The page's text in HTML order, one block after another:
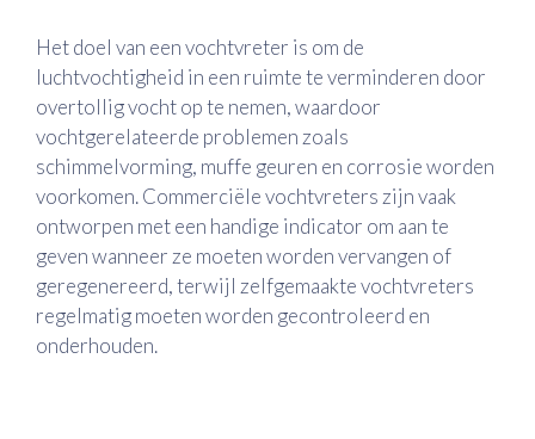
Het doel van een vochtvreter is om de
luchtvochtigheid in een ruimte te verminderen door
overtollig vocht op te nemen, waardoor
vochtgerelateerde problemen zoals
schimmelvorming, muffe geuren en corrosie worden
voorkomen. Commerciële vochtvreters zijn vaak
ontworpen met een handige indicator om aan te
geven wanneer ze moeten worden vervangen of
geregenereerd, terwijl zelfgemaakte vochtvreters
regelmatig moeten worden gecontroleerd en
onderhouden.